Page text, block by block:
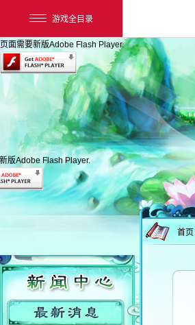
游戏全目录
网易游戏
游戏爱好者
新大话3经典版
页面需要新版Adobe Flash Player.
版Adobe Flash Player.
首页